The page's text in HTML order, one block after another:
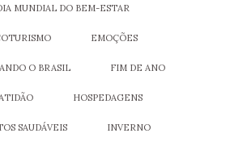
MUNDIAL DO BEM-ESTAR
EMOÇÕES
O BRASIL FIM DE ANO
HOSPEDAGENS
SAUDÁVEIS INVERNO